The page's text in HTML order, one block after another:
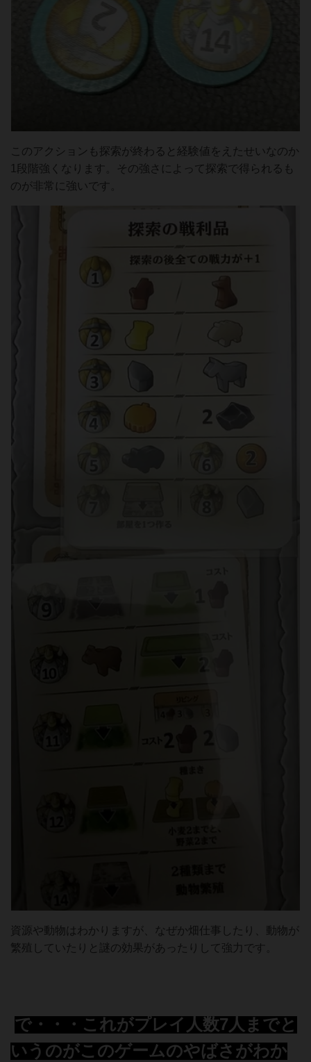
このアクションも探索が終わると経験値をえたせいなのか
1段階強くなります。その強さによって探索で得られるも
のが非常に強いです。
資源や動物はわかりますが、なぜか畑仕事したり、動物が
繁殖していたりと謎の効果があったりして強力です。
で・・・これがプレイ人数7人までと
いうのがこのゲームのやばさがわか